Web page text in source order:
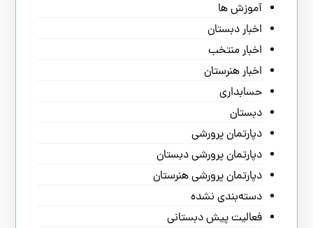
آموزش ها
اخبار دبستان
اخبار منتخب
اخبار هنرستان
حسابداری
دبستان
دپارتمان پرورشی
دپارتمان پرورشی دبستان
دپارتمان پرورشی هنرستان
دسته‌بندی نشده
فعالیت پیش دبستانی